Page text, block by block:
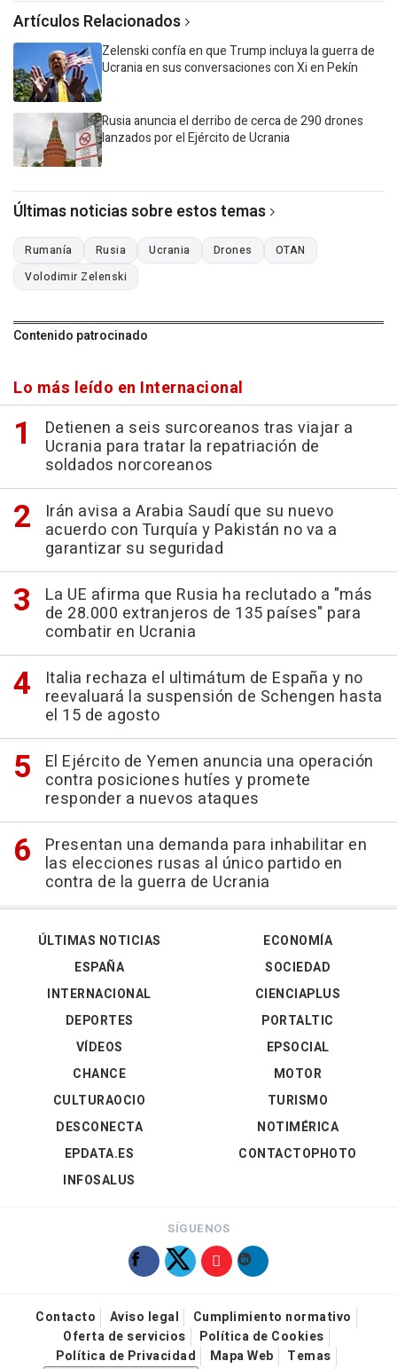
Artículos Relacionados
Zelenski confía en que Trump incluya la guerra de
Ucrania en sus conversaciones con Xi en Pekín
Rusia anuncia el derribo de cerca de 290 drones
lanzados por el Ejército de Ucrania
Últimas noticias sobre estos temas
Rumanía Rusia Ucrania Drones
OTAN
Volodimir Zelenski
Contenido patrocinado
Lo más leído en Internacional
Detienen a seis surcoreanos tras viajar a
Ucrania para tratar la repatriación de
soldados norcoreanos
Irán avisa a Arabia Saudí que su nuevo
acuerdo con Turquía y Pakistán no va a
garantizar su seguridad
La UE afirma que Rusia ha reclutado a "más
de 28.000 extranjeros de 135 países" para
combatir en Ucrania
Italia rechaza el ultimátum de España y no
reevaluará la suspensión de Schengen hasta
el 15 de agosto
El Ejército de Yemen anuncia una operación
contra posiciones hutíes y promete
responder a nuevos ataques
Presentan una demanda para inhabilitar en
las elecciones rusas al único partido en
contra de la guerra de Ucrania
ÚLTIMAS NOTICIAS
ESPAÑA
INTERNACIONAL
DEPORTES
VÍDEOS
ECONOMÍA
SOCIEDAD
CIENCIAPLUS
PORTALTIC
EPSOCIAL
CHANCE
CULTURAOCIO
DESCONECTA
EPDATA.ES
INFOSALUS
MOTOR
TURISMO
NOTIMÉRICA
CONTACTOPHOTO
SÍGUENOS
Contacto Aviso legal
Cumplimiento normativo
Oferta de servicios
Política de Cookies
Política de Privacidad
Mapa Web
Temas